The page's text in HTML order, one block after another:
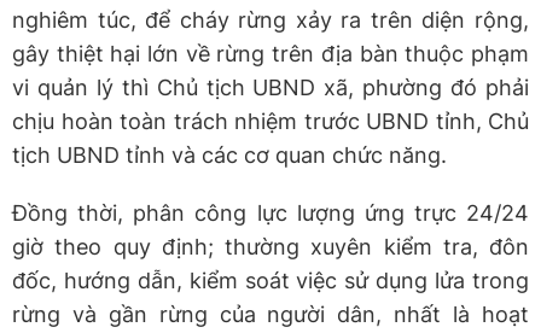
nghiêm túc, để cháy rừng xảy ra trên diện rộng,
gây thiệt hại lớn về rừng trên địa bàn thuộc phạm
vi quản lý thì Chủ tịch UBND xã, phường đó phải
chịu hoàn toàn trách nhiệm trước UBND tỉnh, Chủ
tịch UBND tỉnh và các cơ quan chức năng.
Đồng thời, phân công lực lượng ứng trực 24/24
giờ theo quy định; thường xuyên kiểm tra, đôn
đốc, hướng dẫn, kiểm soát việc sử dụng lửa trong
rừng và gần rừng của người dân, nhất là hoạt